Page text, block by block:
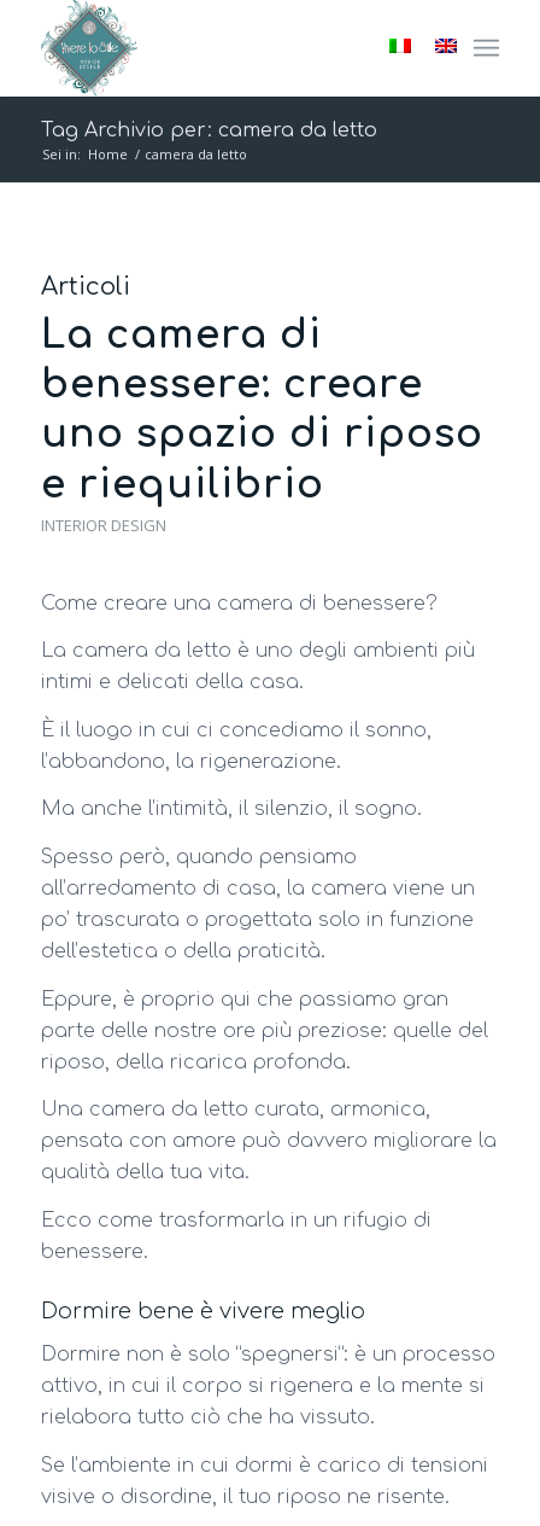
Tag Archivio per: camera da letto
Sei in: Home / camera da letto
Articoli
La camera di
benessere: creare
uno spazio di riposo
e riequilibrio
INTERIOR DESIGN
Come creare una camera di benessere?
La camera da letto è uno degli ambienti più
intimi e delicati della casa.
È il luogo in cui ci concediamo il sonno,
l’abbandono, la rigenerazione.
Ma anche l’intimità, il silenzio, il sogno.
Spesso però, quando pensiamo
all’arredamento di casa, la camera viene un
po’ trascurata o progettata solo in funzione
dell’estetica o della praticità.
Eppure, è proprio qui che passiamo gran
parte delle nostre ore più preziose: quelle del
riposo, della ricarica profonda.
Una camera da letto curata, armonica,
pensata con amore può davvero migliorare la
qualità della tua vita.
Ecco come trasformarla in un rifugio di
benessere.
Dormire bene è vivere meglio
Dormire non è solo “spegnersi”: è un processo
attivo, in cui il corpo si rigenera e la mente si
rielabora tutto ciò che ha vissuto.
Se l’ambiente in cui dormi è carico di tensioni
visive o disordine, il tuo riposo ne risente.